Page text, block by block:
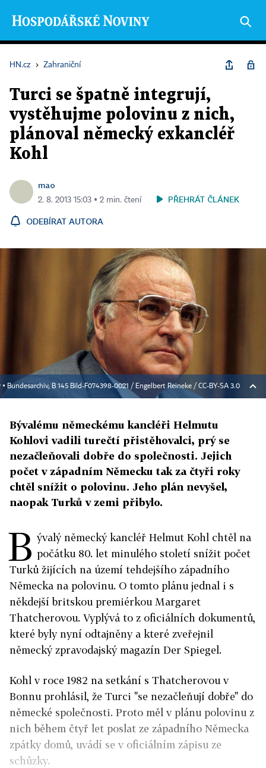
HN.cz › Zahraniční
Turci se špatně integrují,
vystěhujme polovinu z nich,
plánoval německý exkancléř
Kohl
mao
2. 8. 2013 15:03 ▪ 2 min. čtení PŘEHRÁT ČLÁNEK
ODEBÍRAT AUTORA
Bundesarchiv, B 145 Bild-F074398-0021 / Engelbert Reineke / CC-BY-SA 3.0
Bývalému německému kancléři Helmutu
Kohlovi vadili turečtí přistěhovalci, prý se
nezačleňovali dobře do společnosti. Jejich
počet v západním Německu tak za čtyři roky
chtěl snížit o polovinu. Jeho plán nevyšel,
naopak Turků v zemi přibylo.
B ývalý německý kancléř Helmut Kohl chtěl na
počátku 80. let minulého století snížit počet
Turků žijících na území tehdejšího západního
Německa na polovinu. O tomto plánu jednal i s
někdejší britskou premiérkou Margaret
Thatcherovou. Vyplývá to z oficiálních dokumentů,
které byly nyní odtajněny a které zveřejnil
německý zpravodajský magazín Der Spiegel.
Kohl v roce 1982 na setkání s Thatcherovou v
Bonnu prohlásil, že Turci "se nezačleňují dobře" do
německé společnosti. Proto měl v plánu polovinu z
nich během čtyř let poslat ze západního Německa
zpátky domů, uvádí se v oficiálním zápisu ze
schůzky.